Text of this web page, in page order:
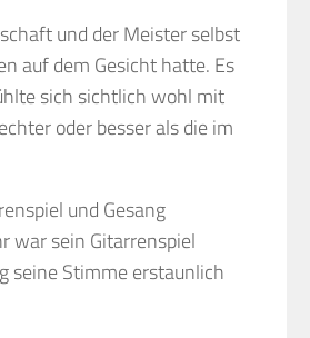
und der Meister selbst
auf dem Gesicht hatte. Es
sich sichtlich wohl mit
oder besser als die im
und Gesang
war sein Gitarrenspiel
seine Stimme erstaunlich